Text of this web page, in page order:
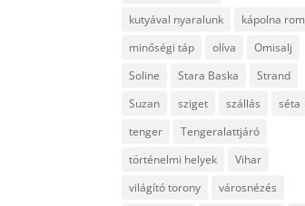
kutyával nyaralunk
kápolna rom
minőségi táp
olíva
Omisalj
Soline
Stara Baska
Strand
Suzan
sziget szállás
séta
tenger
Tengeralattjáró
történelmi helyek
Vihar
világító torony
városnézés